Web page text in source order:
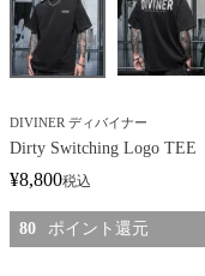
DIVINER ディバイナー
Dirty Switching Logo TEE
¥8,800税込
80